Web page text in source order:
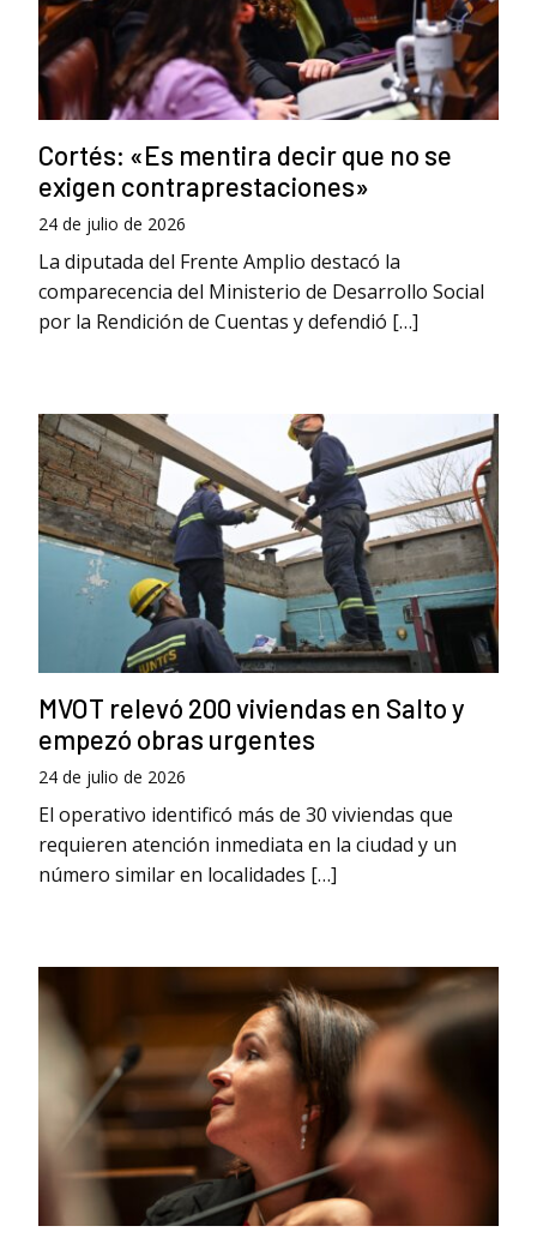
Cortés: «Es mentira decir que no se
exigen contraprestaciones»
24 de julio de 2026
La diputada del Frente Amplio destacó la
comparecencia del Ministerio de Desarrollo Social
por la Rendición de Cuentas y defendió […]
MVOT relevó 200 viviendas en Salto y
empezó obras urgentes
24 de julio de 2026
El operativo identificó más de 30 viviendas que
requieren atención inmediata en la ciudad y un
número similar en localidades […]